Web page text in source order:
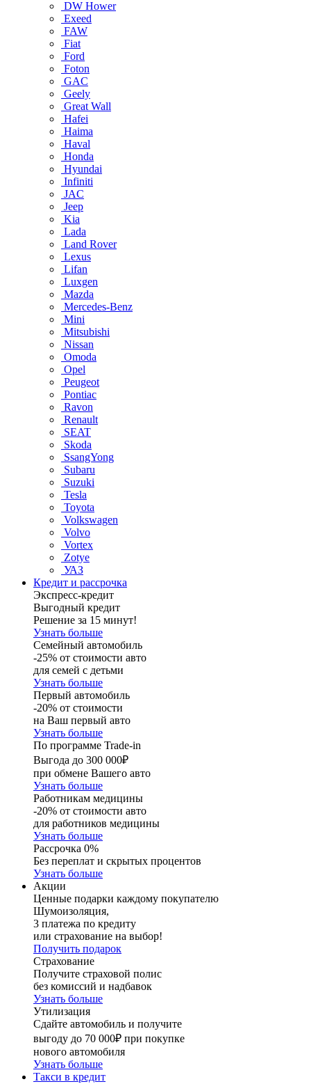
DW Hower
Exeed
FAW
Fiat
Ford
Foton
GAC
Geely
Great Wall
Hafei
Haima
Haval
Honda
Hyundai
Infiniti
JAC
Jeep
Kia
Lada
Land Rover
Lexus
Lifan
Luxgen
Mazda
Mercedes-Benz
Mini
Mitsubishi
Nissan
Omoda
Opel
Peugeot
Pontiac
Ravon
Renault
SEAT
Skoda
SsangYong
Subaru
Suzuki
Tesla
Toyota
Volkswagen
Volvo
Vortex
Zotye
УАЗ
Кредит и рассрочка
Экспресс-кредит
Выгодный кредит
Решение за 15 минут!
Узнать больше
Семейный автомобиль
-25% от стоимости авто
для семей с детьми
Узнать больше
Первый автомобиль
-20% от стоимости
на Ваш первый авто
Узнать больше
По программе Trade-in
Выгода до 300 000₽
при обмене Вашего авто
Узнать больше
Работникам медицины
-20% от стоимости авто
для работников медицины
Узнать больше
Рассрочка 0%
Без переплат и скрытых процентов
Узнать больше
Акции
Ценные подарки каждому покупателю
Шумоизоляция,
3 платежа по кредиту
или страхование на выбор!
Получить подарок
Страхование
Получите страховой полис
без комиссий и надбавок
Узнать больше
Утилизация
Сдайте автомобиль и получите
выгоду до 70 000₽ при покупке
нового автомобиля
Узнать больше
Такси в кредит